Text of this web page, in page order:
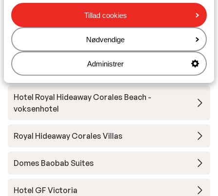
Tillad cookies
Nødvendige
Administrer
Nærmeste restaurant ca. 100 meter
Nærmeste apotek ca. 200 meter
Nærmeste hospital ca. 1 kilometer
Andre overnatningssteder i Tenerife
Hotel Royal Hideaway Corales Beach -
voksenhotel
Royal Hideaway Corales Villas
Domes Baobab Suites
Hotel GF Victoria